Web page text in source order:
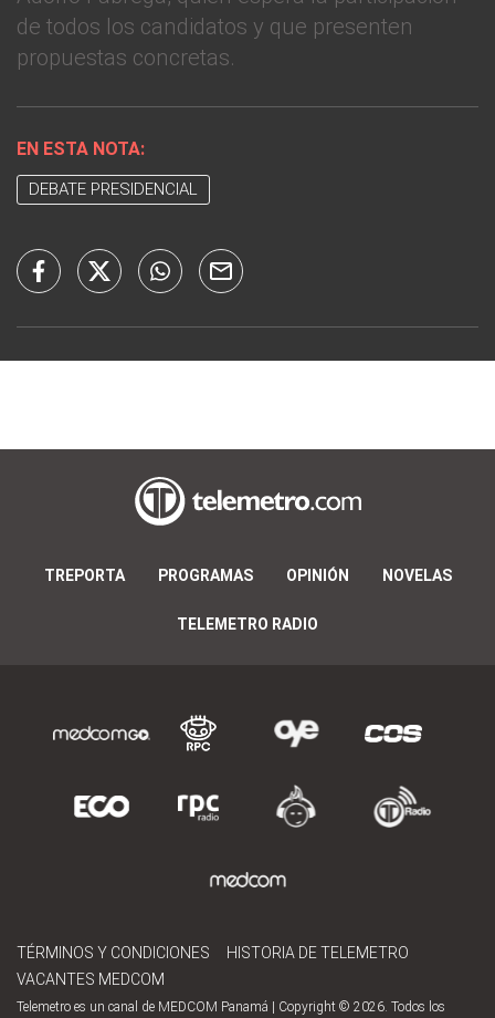
de todos los candidatos y que presenten
propuestas concretas.
EN ESTA NOTA:
DEBATE PRESIDENCIAL
TREPORTA PROGRAMAS OPINIÓN NOVELAS
TELEMETRO RADIO
TÉRMINOS Y CONDICIONES
HISTORIA DE TELEMETRO
VACANTES MEDCOM
Telemetro es un canal de MEDCOM Panamá | Copyright © 2026. Todos los